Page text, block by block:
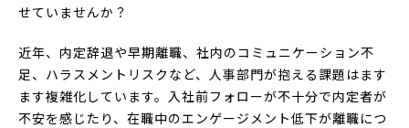
せていませんか？
近年、内定辞退や早期離職、社内のコミュニケーション不
足、ハラスメントリスクなど、人事部門が抱える課題はます
ます複雑化しています。入社前フォローが不十分で内定者が
不安を感じたり、在職中のエンゲージメント低下が離職につ